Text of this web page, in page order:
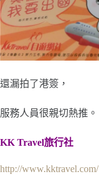
還漏拍了港簽，
服務人員很親切熱推。
KK Travel旅行社
http://www.kktravel.com/